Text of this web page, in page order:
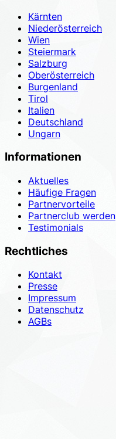
Kärnten
Niederösterreich
Wien
Steiermark
Salzburg
Oberösterreich
Burgenland
Tirol
Italien
Deutschland
Ungarn
Informationen
Aktuelles
Häufige Fragen
Partnervorteile
Partnerclub werden
Testimonials
Rechtliches
Kontakt
Presse
Impressum
Datenschutz
AGBs